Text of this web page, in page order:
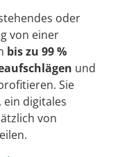
oder
von einer
bis zu 99 %
und
Sie
digitales
von